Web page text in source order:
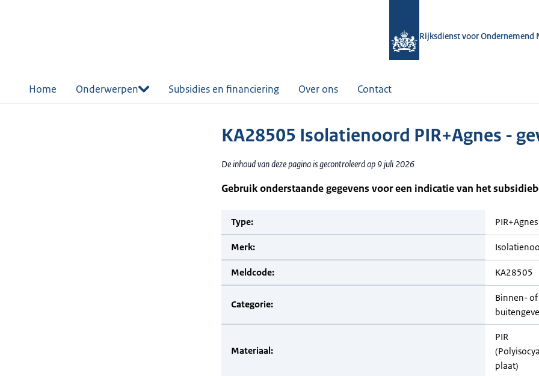
Rijksdienst voor Ondernemend
Home Onderwerpen Subsidies en financiering Over ons Contact
KA28505 Isolatienoord PIR+Agnes -
De inhoud van deze pagina is gecontroleerd op 9 juli 2026
Gebruik onderstaande gegevens voor een indicatie van het
Type:
Merk:
Meldcode: KA28505
Categorie:
Binnen- of
Materiaal:
PIR
plaat)